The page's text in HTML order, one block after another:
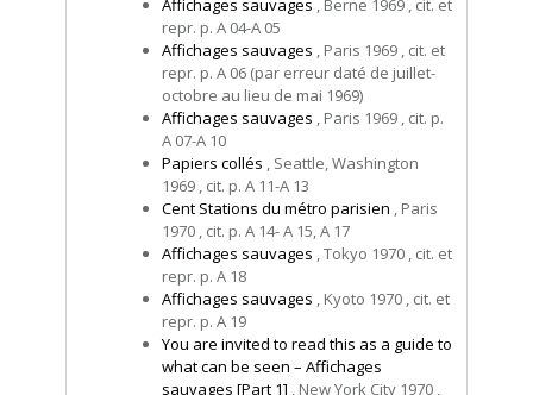
Affichages sauvages , Berne 1969 , cit. et
repr. p. A 04-A 05
Affichages sauvages , Paris 1969 , cit. et
repr. p. A 06 (par erreur daté de juillet-
octobre au lieu de mai 1969)
Affichages sauvages , Paris 1969 , cit. p.
A 07-A 10
Papiers collés , Seattle, Washington
1969 , cit. p. A 11-A 13
Cent Stations du métro parisien , Paris
1970 , cit. p. A 14- A 15, A 17
Affichages sauvages , Tokyo 1970 , cit. et
repr. p. A 18
Affichages sauvages , Kyoto 1970 , cit. et
repr. p. A 19
You are invited to read this as a guide to
what can be seen – Affichages
sauvages [Part 1] , New York City 1970 ,